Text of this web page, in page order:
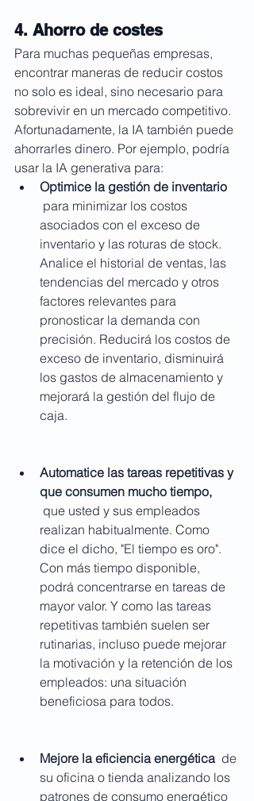
4. Ahorro de costes
Para muchas pequeñas empresas,
encontrar maneras de reducir costos
no solo es ideal, sino necesario para
sobrevivir en un mercado competitivo.
Afortunadamente, la IA también puede
ahorrarles dinero. Por ejemplo, podría
usar la IA generativa para:
Optimice la gestión de inventario
para minimizar los costos
asociados con el exceso de
inventario y las roturas de stock.
Analice el historial de ventas, las
tendencias del mercado y otros
factores relevantes para
pronosticar la demanda con
precisión. Reducirá los costos de
exceso de inventario, disminuirá
los gastos de almacenamiento y
mejorará la gestión del flujo de
caja.
Automatice las tareas repetitivas y
que consumen mucho tiempo,
que usted y sus empleados
realizan habitualmente. Como
dice el dicho, "El tiempo es oro".
Con más tiempo disponible,
podrá concentrarse en tareas de
mayor valor. Y como las tareas
repetitivas también suelen ser
rutinarias, incluso puede mejorar
la motivación y la retención de los
empleados: una situación
beneficiosa para todos.
Mejore la eficiencia energética de
su oficina o tienda analizando los
patrones de consumo energético